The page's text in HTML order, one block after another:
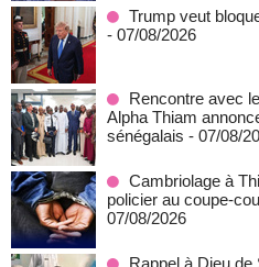
Trump veut
- 07/08/2026
Rencontre avec
Alpha Thiam
sénégalais - 07/08/
Cambriolage à
policier au coupe-
07/08/2026
Rappel à Dieu